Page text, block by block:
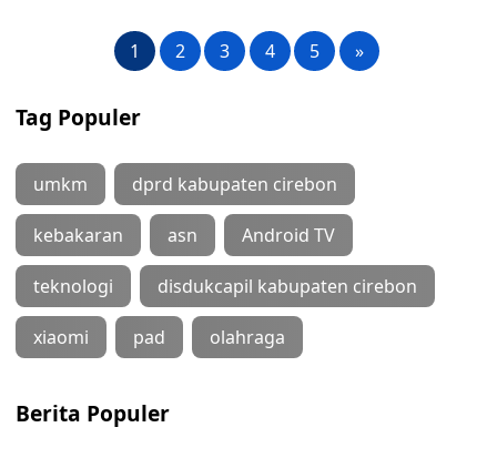
1 2 3 4 5 »
Tag Populer
umkm dprd kabupaten cirebon
kebakaran asn Android TV
teknologi disdukcapil kabupaten cirebon
xiaomi pad olahraga
Berita Populer